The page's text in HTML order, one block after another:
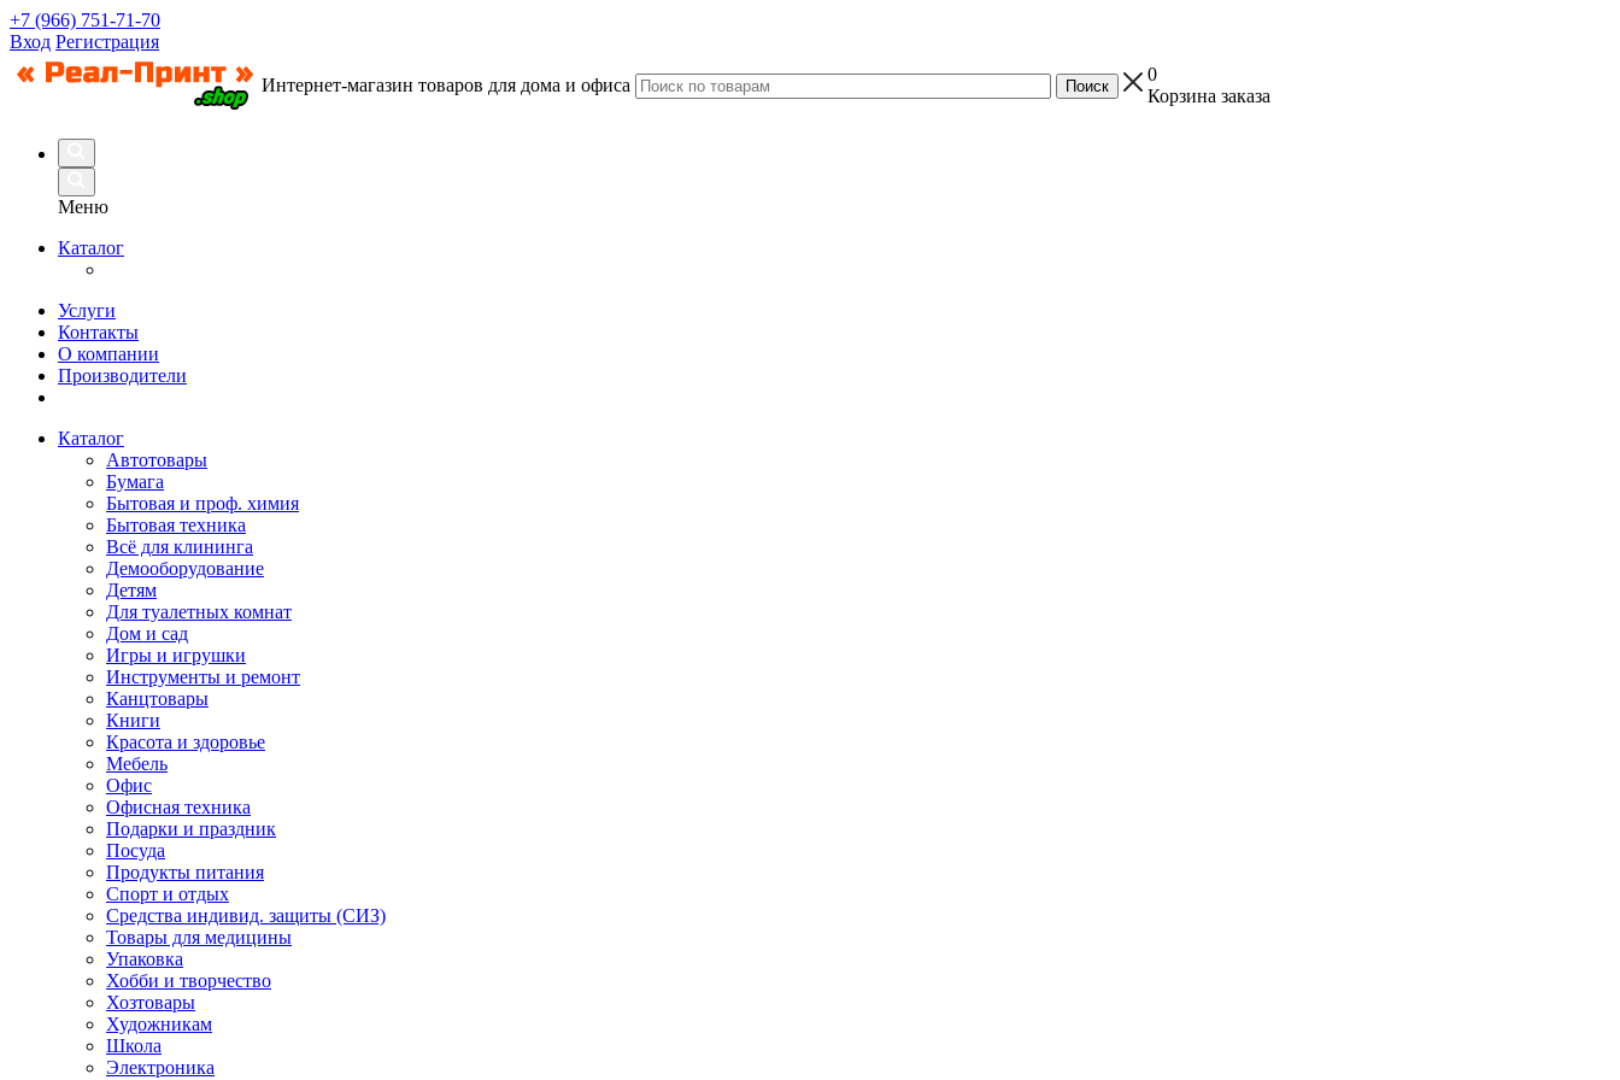
+7 (966) 751-71-70
Вход Регистрация
Интернет-магазин товаров для дома и офиса
0
Корзина заказа
Меню
Каталог
Услуги
Контакты
О компании
Производители
Каталог
Автотовары
Бумага
Бытовая и проф. химия
Бытовая техника
Всё для клининга
Демооборудование
Детям
Для туалетных комнат
Дом и сад
Игры и игрушки
Инструменты и ремонт
Канцтовары
Книги
Красота и здоровье
Мебель
Офис
Офисная техника
Подарки и праздник
Посуда
Продукты питания
Спорт и отдых
Средства индивид. защиты (СИЗ)
Товары для медицины
Упаковка
Хобби и творчество
Хозтовары
Художникам
Школа
Электроника